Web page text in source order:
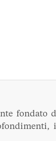
fondato